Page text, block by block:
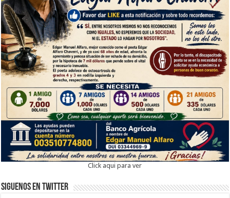
Click aqui para ver
Siguenos en twitter